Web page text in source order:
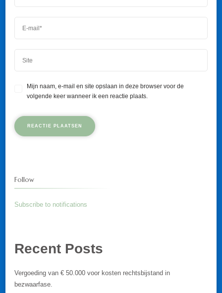
Mijn naam, e-mail en site opslaan in deze browser voor de
volgende keer wanneer ik een reactie plaats.
Follow
Subscribe to notifications
Recent Posts
Vergoeding van € 50.000 voor kosten rechtsbijstand in
bezwaarfase.